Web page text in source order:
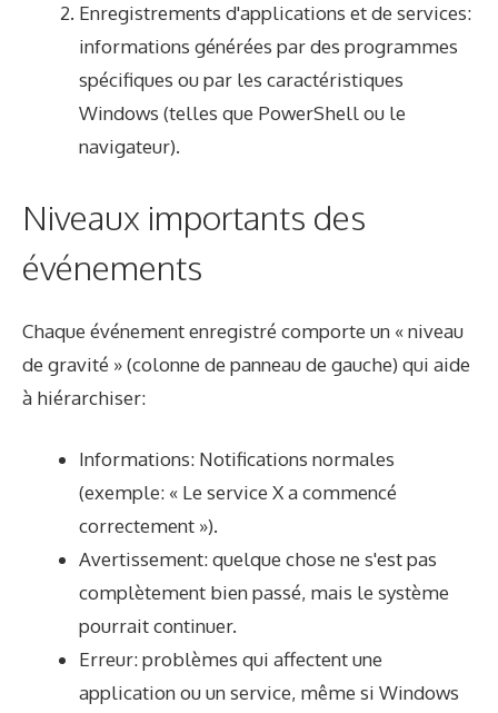
Enregistrements d'applications et de services:
informations générées par des programmes
spécifiques ou par les caractéristiques
Windows (telles que PowerShell ou le
navigateur).
Niveaux importants des
événements
Chaque événement enregistré comporte un « niveau
de gravité » (colonne de panneau de gauche) qui aide
à hiérarchiser:
Informations: Notifications normales
(exemple: « Le service X a commencé
correctement »).
Avertissement: quelque chose ne s'est pas
complètement bien passé, mais le système
pourrait continuer.
Erreur: problèmes qui affectent une
application ou un service, même si Windows